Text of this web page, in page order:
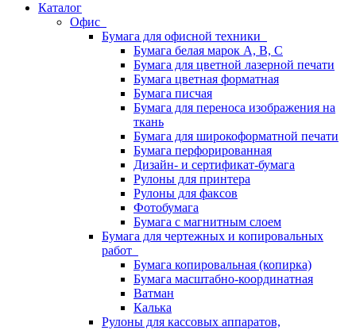
Каталог
Офис
Бумага для офисной техники
Бумага белая марок А, В, С
Бумага для цветной лазерной печати
Бумага цветная форматная
Бумага писчая
Бумага для переноса изображения на
ткань
Бумага для широкоформатной печати
Бумага перфорированная
Дизайн- и сертификат-бумага
Рулоны для принтера
Рулоны для факсов
Фотобумага
Бумага с магнитным слоем
Бумага для чертежных и копировальных
работ
Бумага копировальная (копирка)
Бумага масштабно-координатная
Ватман
Калька
Рулоны для кассовых аппаратов,